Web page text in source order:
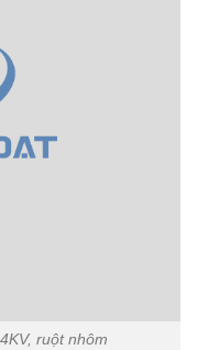
ruột nhôm